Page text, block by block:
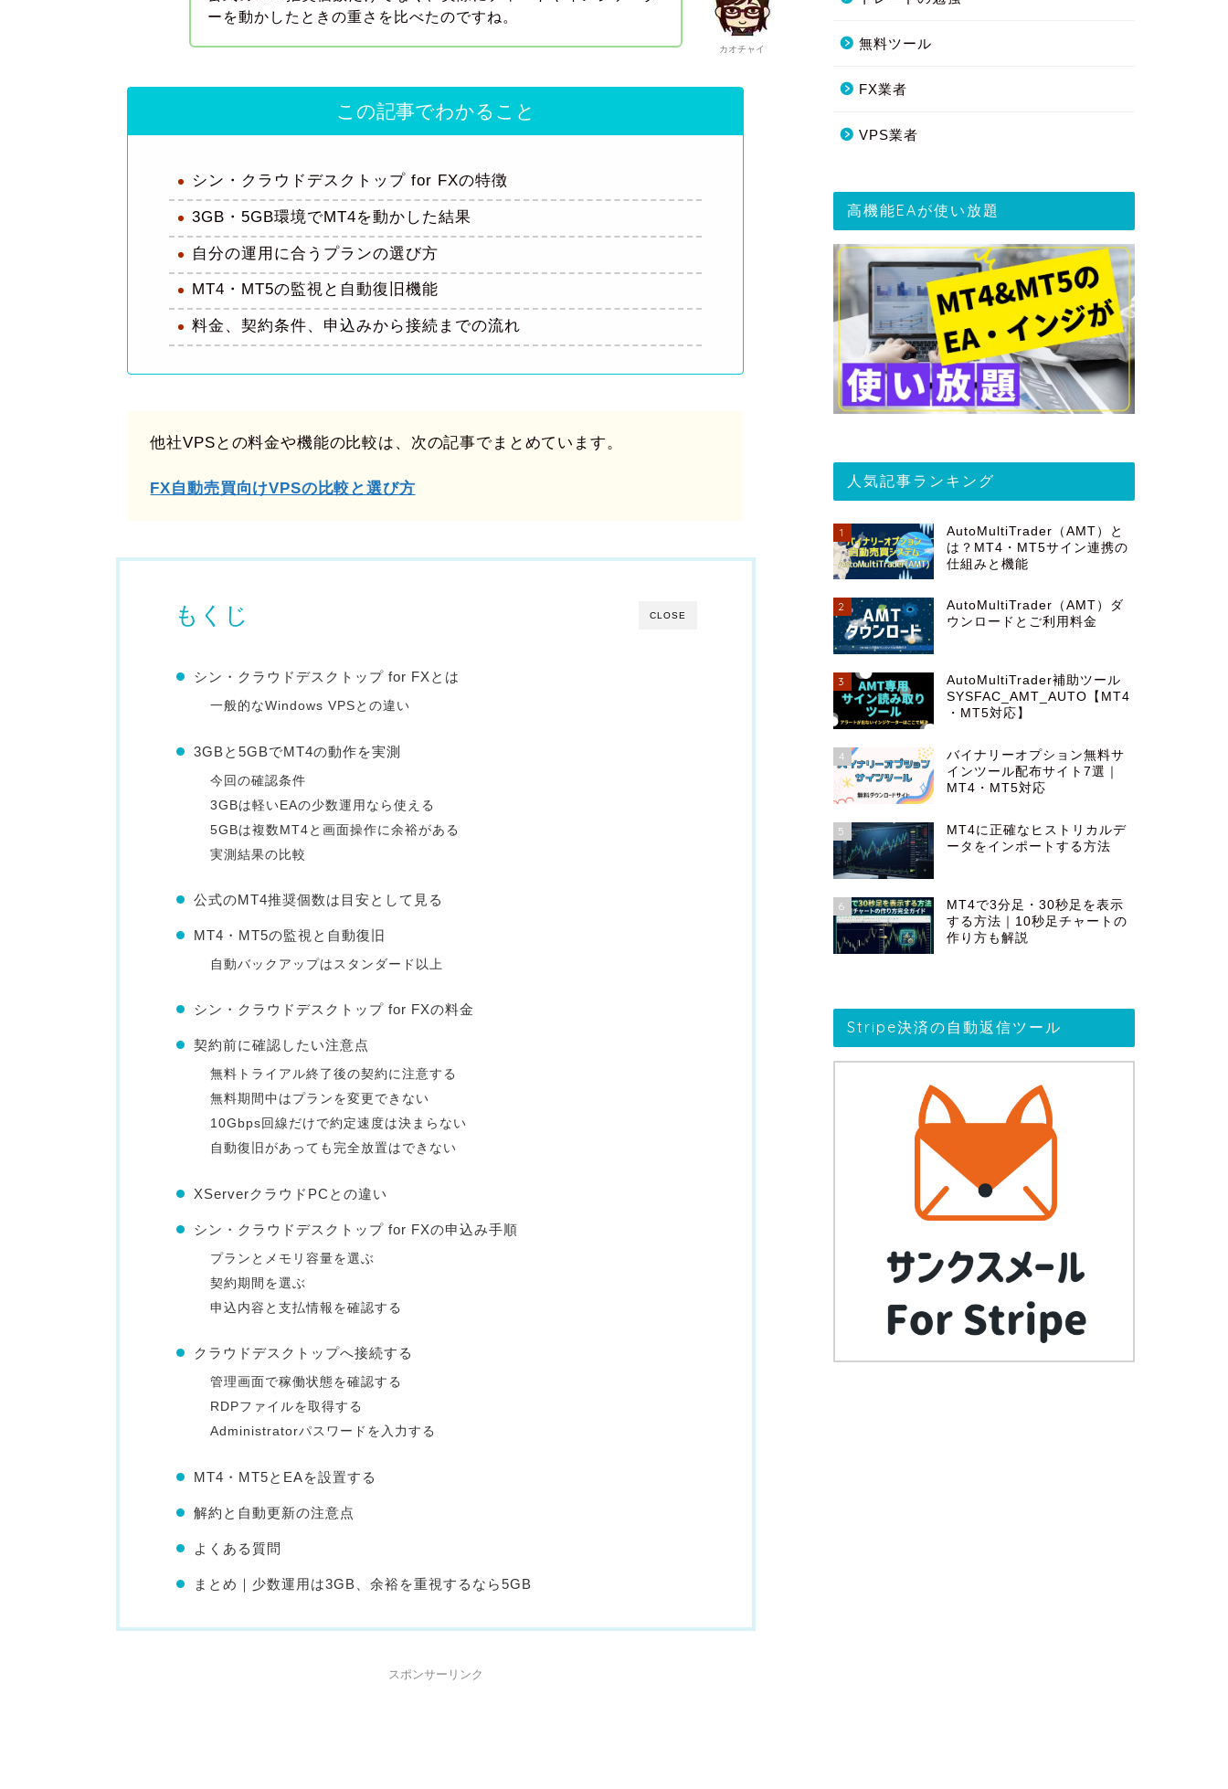
カオチャイ
ーを動かしたときの重さを比べたのですね。
この記事でわかること
シン・クラウドデスクトップ for FXの特徴
3GB・5GB環境でMT4を動かした結果
自分の運用に合うプランの選び方
MT4・MT5の監視と自動復旧機能
料金、契約条件、申込みから接続までの流れ
他社VPSとの料金や機能の比較は、次の記事でまとめています。
FX自動売買向けVPSの比較と選び方
CLOSE
もくじ
シン・クラウドデスクトップ for FXとは
一般的なWindows VPSとの違い
3GBと5GBでMT4の動作を実測
今回の確認条件
3GBは軽いEAの少数運用なら使える
5GBは複数MT4と画面操作に余裕がある
実測結果の比較
公式のMT4推奨個数は目安として見る
MT4・MT5の監視と自動復旧
自動バックアップはスタンダード以上
シン・クラウドデスクトップ for FXの料金
契約前に確認したい注意点
無料トライアル終了後の契約に注意する
無料期間中はプランを変更できない
10Gbps回線だけで約定速度は決まらない
自動復旧があっても完全放置はできない
XServerクラウドPCとの違い
シン・クラウドデスクトップ for FXの申込み手順
プランとメモリ容量を選ぶ
契約期間を選ぶ
申込内容と支払情報を確認する
クラウドデスクトップへ接続する
管理画面で稼働状態を確認する
RDPファイルを取得する
Administratorパスワードを入力する
MT4・MT5とEAを設置する
解約と自動更新の注意点
よくある質問
まとめ｜少数運用は3GB、余裕を重視するなら5GB
スポンサーリンク
無料ツール
FX業者
VPS業者
高機能EAが使い放題
人気記事ランキング
1
AutoMultiTrader（AMT）と
は？MT4・MT5サイン連携の
仕組みと機能
2
AutoMultiTrader（AMT）ダ
ウンロードとご利用料金
3
AutoMultiTrader補助ツール
SYSFAC_AMT_AUTO【MT4
・MT5対応】
4
バイナリーオプション無料サ
インツール配布サイト7選｜
MT4・MT5対応
5
MT4に正確なヒストリカルデ
ータをインポートする方法
6
MT4で3分足・30秒足を表示
する方法｜10秒足チャートの
作り方も解説
Stripe決済の自動返信ツール